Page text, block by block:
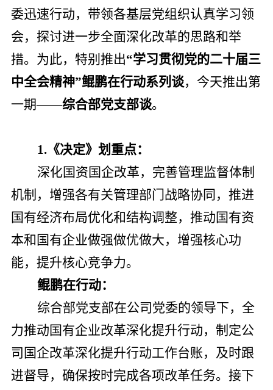
委迅速行动，带领各基层党组织认真学习领
会，探讨进一步全面深化改革的思路和举
措。为此，特别推出“学习贯彻党的二十届三
中全会精神”鲲鹏在行动系列谈，今天推出第
一期——综合部党支部谈。
1.《决定》划重点：
深化国资国企改革，完善管理监督体制
机制，增强各有关管理部门战略协同，推进
国有经济布局优化和结构调整，推动国有资
本和国有企业做强做优做大，增强核心功
能，提升核心竞争力。
鲲鹏在行动：
综合部党支部在公司党委的领导下， 全
力推动国有企业改革深化提升行动，制定公
司国企改革深化提升行动工作台账，及时跟
进督导，确保按时完成各项改革任务。 接下